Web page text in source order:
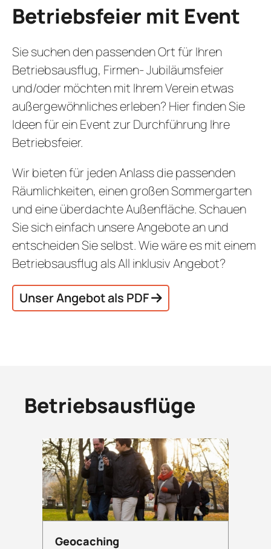
Betriebsfeier mit Event
Sie suchen den passenden Ort für Ihren
Betriebsausflug, Firmen- Jubiläumsfeier
und/oder möchten mit Ihrem Verein etwas
außergewöhnliches erleben? Hier finden Sie
Ideen für ein Event zur Durchführung Ihre
Betriebsfeier.
Wir bieten für jeden Anlass die passenden
Räumlichkeiten, einen großen Sommergarten
und eine überdachte Außenfläche. Schauen
Sie sich einfach unsere Angebote an und
entscheiden Sie selbst. Wie wäre es mit einem
Betriebsausflug als All inklusiv Angebot?
Unser Angebot als PDF
Betriebsausflüge
Geocaching